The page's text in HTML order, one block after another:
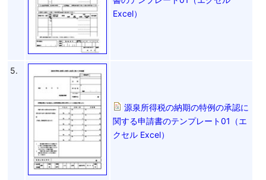
Excel）
5.
源泉所得税の納期の特例の承認に
関する申請書のテンプレート01（エ
クセル Excel）